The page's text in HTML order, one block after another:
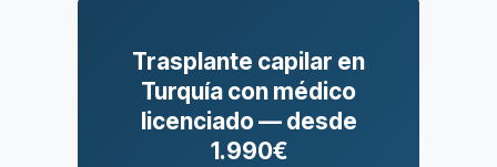
Trasplante capilar en
Turquía con médico
licenciado — desde
1.990€